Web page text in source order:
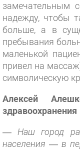
замечательным
надежду, чтобы
больше, а в
пребывания
маленькой
привел на
символическую
Алексей
—Наш город
населения — в